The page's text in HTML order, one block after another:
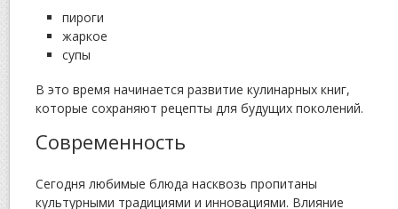
пироги
жаркое
супы
В это время начинается развитие кулинарных книг,
которые сохраняют рецепты для будущих поколений.
Современность
Сегодня любимые блюда насквозь пропитаны
культурными традициями и инновациями. Влияние